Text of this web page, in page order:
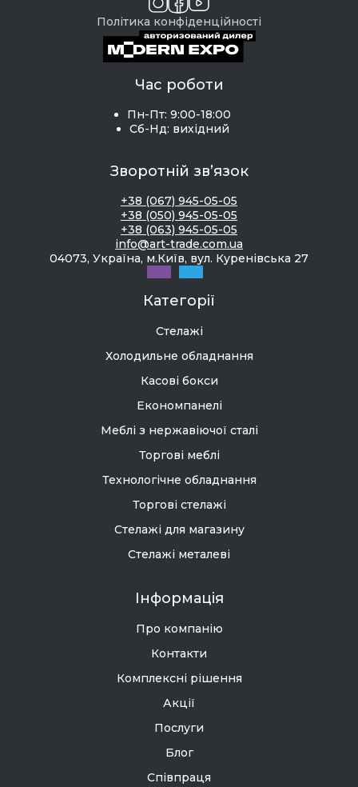
Політика конфіденційності
Час роботи
Пн-Пт: 9:00-18:00
Сб-Нд: вихідний
Зворотній зв’язок
+38 (067) 945-05-05
+38 (050) 945-05-05
+38 (063) 945-05-05
info@art-trade.com.ua
04073, Україна, м.Київ, вул. Куренівська 27
Категорії
Стелажі
Холодильне обладнання
Касові бокси
Економпанелі
Меблі з нержавіючої сталі
Торгові меблі
Технологічне обладнання
Торгові стелажі
Стелажі для магазину
Стелажі металеві
Інформація
Про компанію
Контакти
Комплексні рішення
Акції
Послуги
Блог
Співпраця